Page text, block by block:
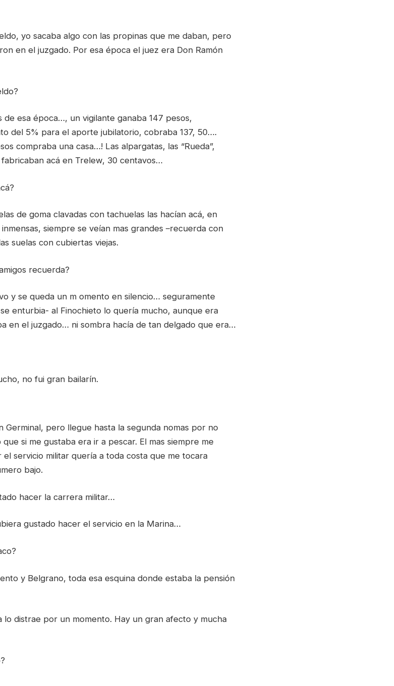
yo sacaba algo con las propinas que me daban, pero
en el juzgado. Por esa época el juez era Don Ramón
esa época…, un vigilante ganaba 147 pesos,
del 5% para el aporte jubilatorio, cobraba 137, 50….
compraba una casa…! Las alpargatas, las “Rueda”,
acá en Trelew, 30 centavos…
de goma clavadas con tachuelas las hacían acá, en
siempre se veían mas grandes –recuerda con
suelas con cubiertas viejas.
recuerda?
y se queda un m omento en silencio… seguramente
enturbia- al Finochieto lo quería mucho, aunque era
en el juzgado… ni sombra hacía de tan delgado que era…
no fui gran bailarín.
Germinal, pero llegue hasta la segunda nomas por no
si me gustaba era ir a pescar. El mas siempre me
servicio militar quería a toda costa que me tocara
bajo.
hacer la carrera militar…
gustado hacer el servicio en la Marina…
y Belgrano, toda esa esquina donde estaba la pensión
lo distrae por un momento. Hay un gran afecto y mucha